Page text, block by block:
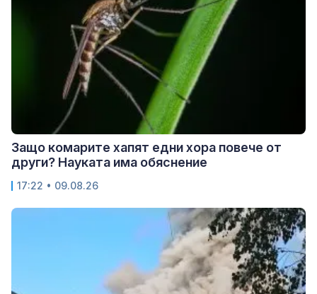
Защо комарите хапят едни хора повече от
други? Науката има обяснение
17:22 • 09.08.26